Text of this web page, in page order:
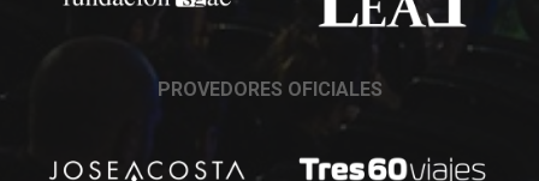
PROVEDORES OFICIALES